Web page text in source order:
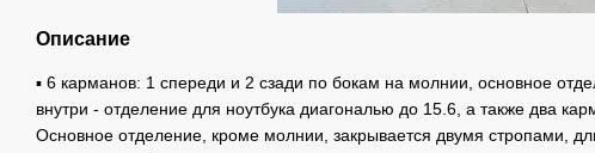
Описание
▪️ 6 карманов: 1 спереди и 2 сзади по бокам на молнии, основное
внутри - отделение для ноутбука диагональю до 15.6, а также два
Основное отделение, кроме молнии, закрывается двумя стропами,